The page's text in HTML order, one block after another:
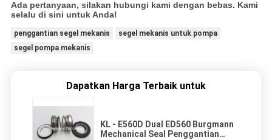
Ada pertanyaan, silakan hubungi kami dengan bebas. Kami
selalu di sini untuk Anda!
penggantian segel mekanis
segel mekanis untuk pompa
segel pompa mekanis
Dapatkan Harga Terbaik untuk
KL - E560D Dual ED560 Burgmann
Mechanical Seal Penggantian